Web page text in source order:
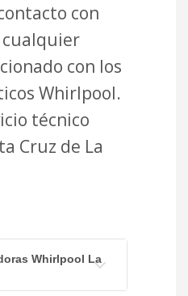
con
cualquier
con los
Whirlpool.
técnico
Cruz de La
Whirlpool La